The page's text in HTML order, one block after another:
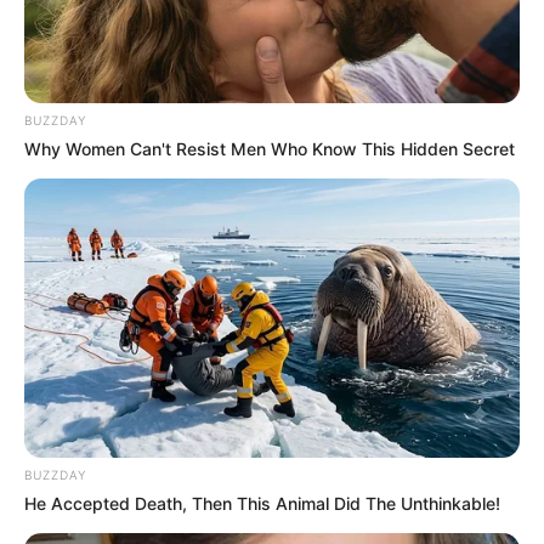
коментарях.
Навігація
записів
Друг відомого
закарпатського
безвісти зниклого
тисяч доларів
У мукачівському ліцеї з
батьків добровільно-
примусово збирають 200
тисяч гривень на ремонт
BUZZDAY
Why Women Can't Resist Men Who Know This Hidden Secret
BUZZDAY
He Accepted Death, Then This Animal Did The Unthinkable!